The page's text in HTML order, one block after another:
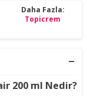
Daha Fazla:
Topicrem
200 ml Nedir?